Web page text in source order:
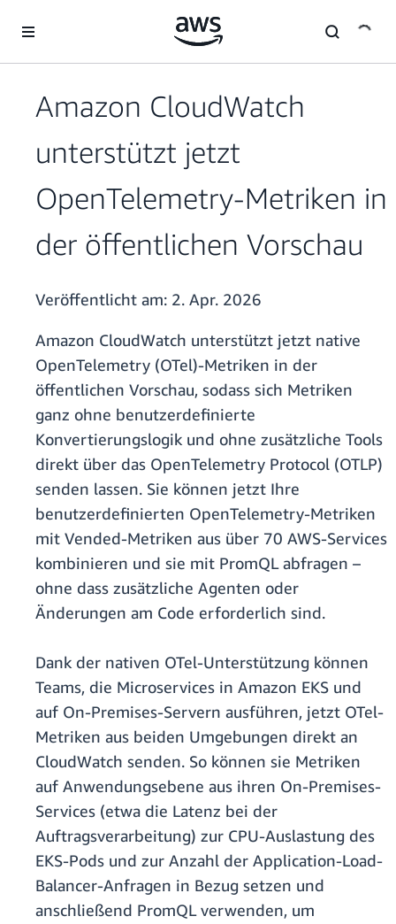
Überspringen zum Hauptinhalt
Amazon CloudWatch
unterstützt jetzt
OpenTelemetry-Metriken in
der öffentlichen Vorschau
Veröffentlicht am: 2. Apr. 2026
Amazon CloudWatch unterstützt jetzt native
OpenTelemetry (OTel)-Metriken in der
öffentlichen Vorschau, sodass sich Metriken
ganz ohne benutzerdefinierte
Konvertierungslogik und ohne zusätzliche Tools
direkt über das OpenTelemetry Protocol (OTLP)
senden lassen. Sie können jetzt Ihre
benutzerdefinierten OpenTelemetry-Metriken
mit Vended-Metriken aus über 70 AWS-Services
kombinieren und sie mit PromQL abfragen –
ohne dass zusätzliche Agenten oder
Änderungen am Code erforderlich sind.
Dank der nativen OTel-Unterstützung können
Teams, die Microservices in Amazon EKS und
auf On-Premises-Servern ausführen, jetzt OTel-
Metriken aus beiden Umgebungen direkt an
CloudWatch senden. So können sie Metriken
auf Anwendungsebene aus ihren On-Premises-
Services (etwa die Latenz bei der
Auftragsverarbeitung) zur CPU-Auslastung des
EKS-Pods und zur Anzahl der Application-Load-
Balancer-Anfragen in Bezug setzen und
anschließend PromQL verwenden, um